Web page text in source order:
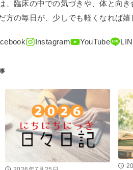
、臨床の中での気づきや、体と向
方の毎日が、少しでも軽くなれば嬉